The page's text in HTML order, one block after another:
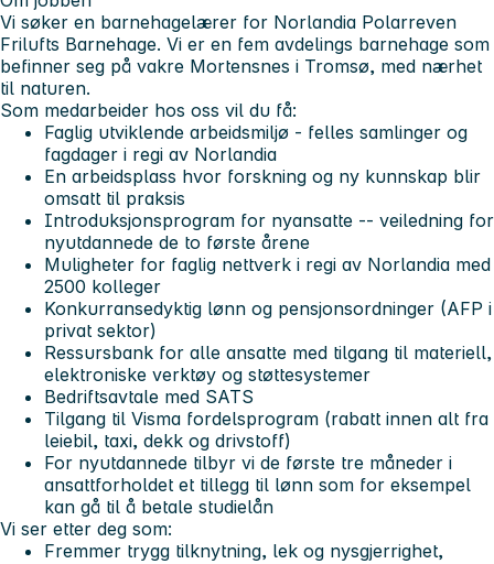
Vi søker en barnehagelærer for Norlandia Polarreven
Frilufts Barnehage. Vi er en fem avdelings barnehage som
befinner seg på vakre Mortensnes i Tromsø, med nærhet
til naturen.
Som medarbeider hos oss vil du få:
Faglig utviklende arbeidsmiljø - felles samlinger og
fagdager i regi av Norlandia
En arbeidsplass hvor forskning og ny kunnskap blir
omsatt til praksis
Introduksjonsprogram for nyansatte -- veiledning for
nyutdannede de to første årene
Muligheter for faglig nettverk i regi av Norlandia med
2500 kolleger
Konkurransedyktig lønn og pensjonsordninger (AFP i
privat sektor)
Ressursbank for alle ansatte med tilgang til materiell,
elektroniske verktøy og støttesystemer
Bedriftsavtale med SATS
Tilgang til Visma fordelsprogram (rabatt innen alt fra
leiebil, taxi, dekk og drivstoff)
For nyutdannede tilbyr vi de første tre måneder i
ansattforholdet et tillegg til lønn som for eksempel
kan gå til å betale studielån
Vi ser etter deg som:
Fremmer trygg tilknytning, lek og nysgjerrighet,